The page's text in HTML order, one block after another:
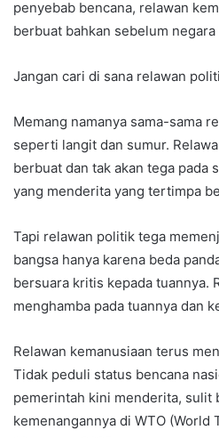
penyebab bencana, relawan
berbuat bahkan sebelum negara
Jangan cari di sana relawan
Memang namanya sama-sama
seperti langit dan sumur.
berbuat dan tak akan tega pada
yang menderita yang tertimpa
Tapi relawan politik tega
bangsa hanya karena beda
bersuara kritis kepada tuannya.
menghamba pada tuannya dan
Relawan kemanusiaan terus
Tidak peduli status bencana
pemerintah kini menderita, sulit
kemenangannya di WTO (World